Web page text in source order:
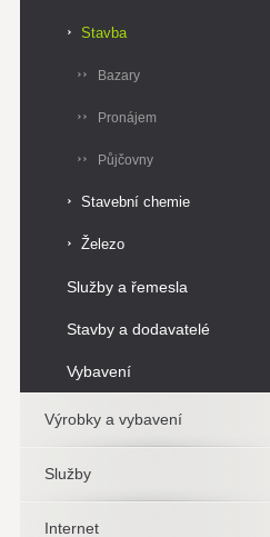
Stavba
Bazary
Pronájem
Půjčovny
Stavební chemie
Železo
Služby a řemesla
Stavby a dodavatelé
Vybavení
Výrobky a vybavení
Služby
Internet